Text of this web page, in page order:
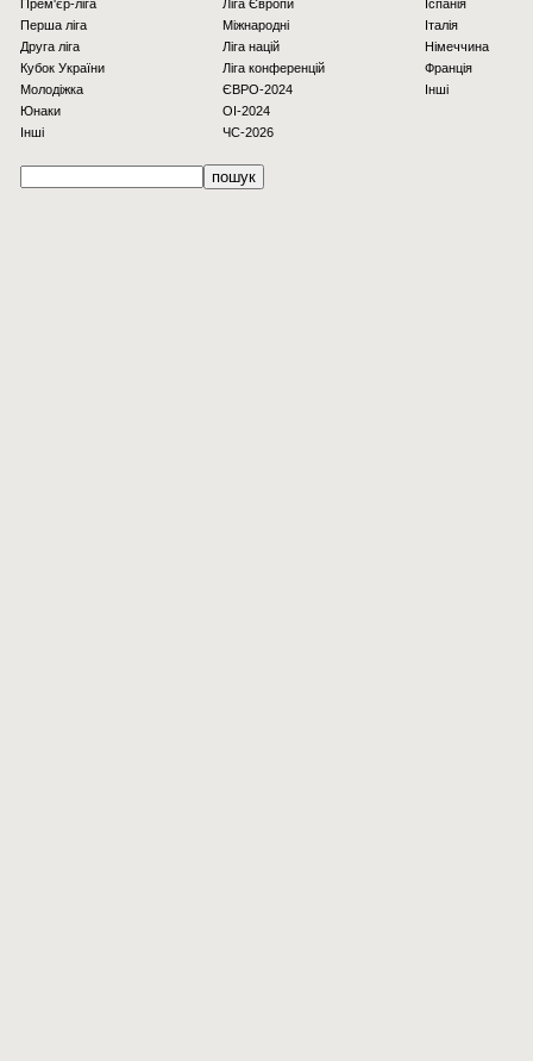
Прем'єр-ліга
Перша ліга
Друга ліга
Кубок України
Молодіжка
Юнаки
Інші
Ліга Європи
Міжнародні
Ліга націй
Ліга конференцій
ЄВРО-2024
OI-2024
ЧС-2026
Іспанія
Італія
Німеччина
Франція
Інші